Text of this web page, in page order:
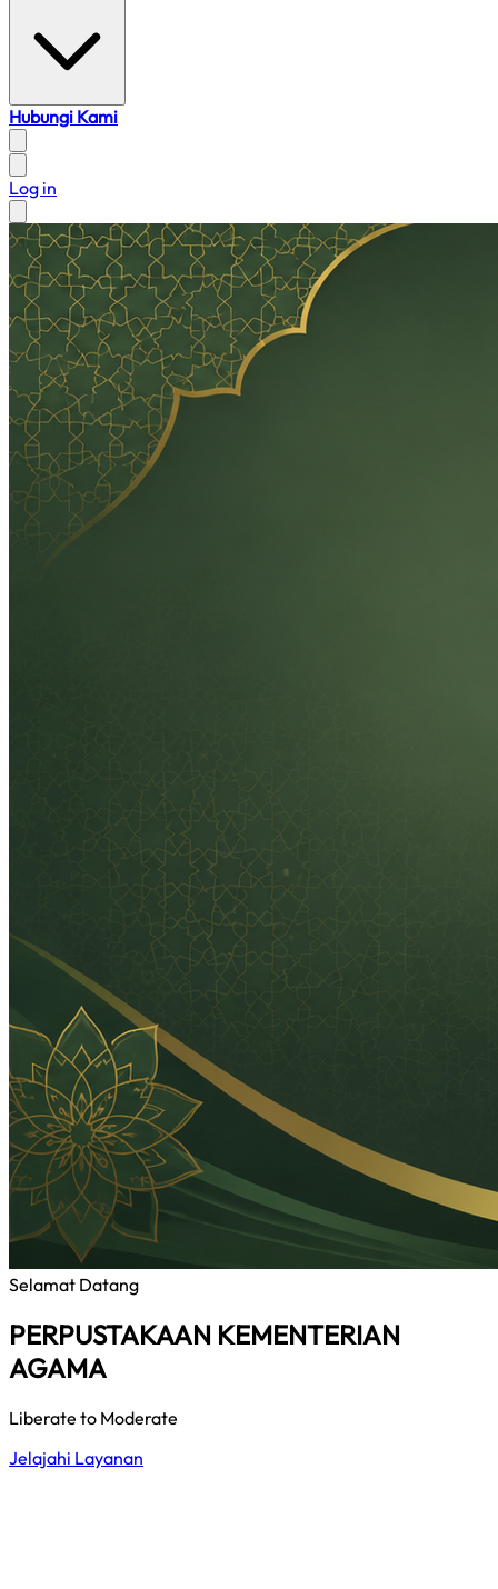
Hubungi Kami
Log in
Selamat Datang
PERPUSTAKAAN KEMENTERIAN
AGAMA
Liberate to Moderate
Jelajahi Layanan